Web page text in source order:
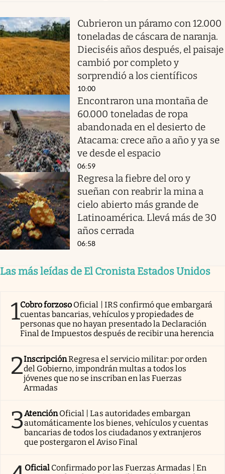
Cubrieron un páramo con 12.000
toneladas de cáscara de naranja.
Dieciséis años después, el paisaje
cambió por completo y
sorprendió a los científicos
10:00
Encontraron una montaña de
60.000 toneladas de ropa
abandonada en el desierto de
Atacama: crece año a año y ya se
ve desde el espacio
06:59
Regresa la fiebre del oro y
sueñan con reabrir la mina a
cielo abierto más grande de
Latinoamérica. Llevá más de 30
años cerrada
06:58
Las más leídas de El Cronista Estados Unidos
1Cobro forzoso Oficial | IRS confirmó que embargará
cuentas bancarias, vehículos y propiedades de
personas que no hayan presentado la Declaración
Final de Impuestos después de recibir una herencia
2InscripciónRegresa el servicio militar: por orden
del Gobierno, impondrán multas a todos los
jóvenes que no se inscriban en las Fuerzas
Armadas
3AtenciónOficial | Las autoridades embargan
automáticamente los bienes, vehículos y cuentas
bancarias de todos los ciudadanos y extranjeros
que postergaron el Aviso Final
Oficial Confirmado por las Fuerzas Armadas | En